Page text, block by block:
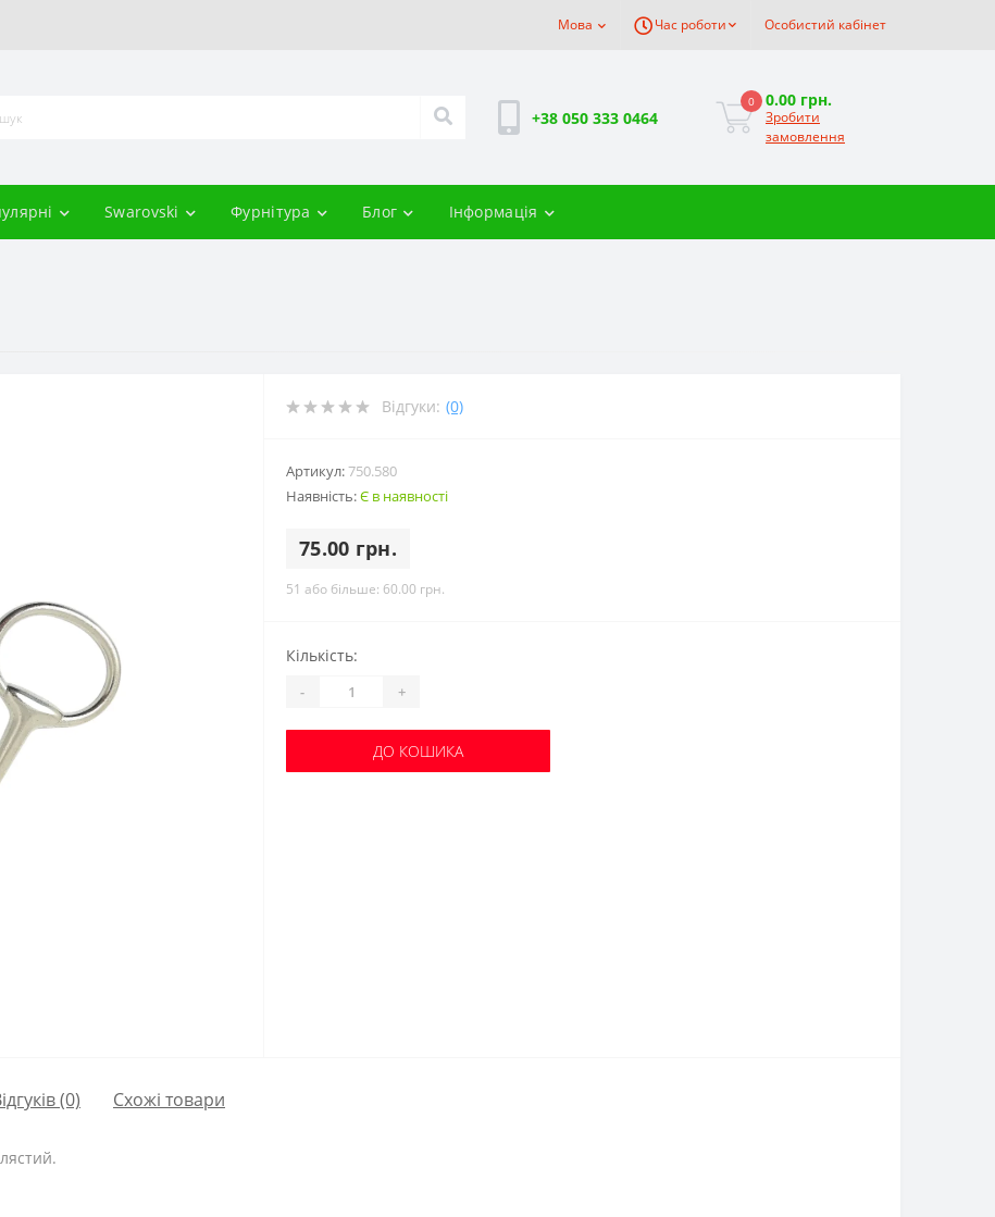
Мова Час роботи Особистий кабінет
+38 050 333 0464
0 0.00 грн.
Зробити
замовлення
Swarovski Фурнітура Блог Інформація
Відгуки: (0)
Артикул:750.580
Наявність:Є в наявності
75.00 грн.
51 або більше: 60.00 грн.
Кількість:
- +
ДО КОШИКА
(0) Схожі товари